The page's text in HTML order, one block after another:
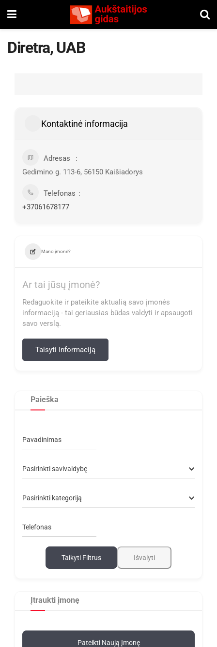
Diretra, UAB
Kontaktinė informacija
Adresas
Gedimino g. 113-6, 56150 Kaišiadorys
Telefonas
+37061678177
Mano įmonė?
Ar tai jūsų įmonė?
Redaguokite ir pateikite aktualią savo įmonės
informaciją - tai geriausias būdas valdyti ir apsaugoti
savo verslą.
Taisyti Informaciją
Paieška
Pavadinimas
Pasirinkti savivaldybę
Pasirinkti kategoriją
Telefonas
Taikyti Filtrus Išvalyti
Įtraukti įmonę
Pateikti Naują Įmonę